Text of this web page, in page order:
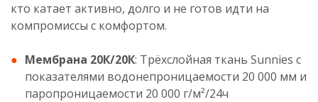
кто катает активно, долго и не готов идти на
компромиссы с комфортом.
Мембрана 20К/20К: Трёхслойная ткань Sunnies с
показателями водонепроницаемости 20 000 мм и
паропроницаемости 20 000 г/м²/24ч